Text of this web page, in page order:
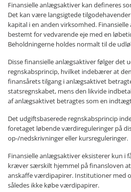
Finansielle anlægsaktiver kan defineres
Det kan være langsigtede
kapital i en anden virksomhed.
bestemt for vedvarende eje med en
Beholdningerne holdes normalt til de
Disse finansielle anlægsaktiver følger det
regnskabsprincip, hvilket indebærer at
finansårets tilgang i anlægsaktivet
statsregnskabet, mens den likvide
af anlægsaktivet betragtes som en
Det udgiftsbaserede regnskabsprincip
foretaget løbende værdireguleringer på
op-/nedskrivninger eller kursreguleringer.
Finansielle anlægsaktiver eksisterer kun i
kræver særskilt hjemmel på finansloven
anskaffe værdipapirer. Institutioner med
således ikke købe værdipapirer.